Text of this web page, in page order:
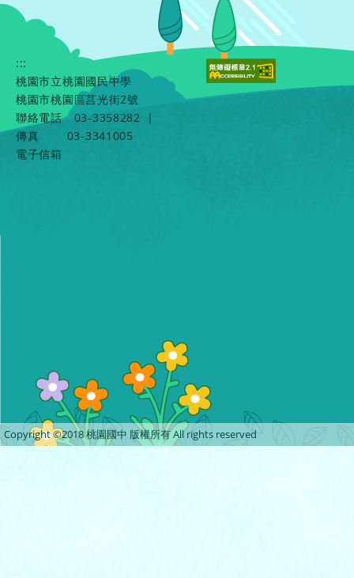
:::
桃園市立桃園國民中學
桃園市桃園區莒光街2號
聯絡電話
03-3358282
|
傳真
03-3341005
電子信箱
Copyright ©2018 桃園國中 版權所有 All rights reserved